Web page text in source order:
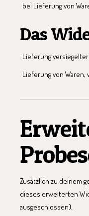
bei Lieferung von
Das
Lieferung
Lieferung von
Zusätzlich zu deinem
dieses erweiterten
ausgeschlossen).